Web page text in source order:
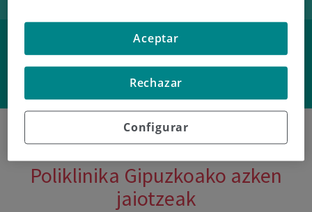
Facebook Twitter
Poliklinika Gipuzkoako azken
jaiotzeak
Configurar
Rechazar
Aceptar